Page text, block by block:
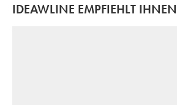
IDEAWLINE EMPFIEHLT IHNEN